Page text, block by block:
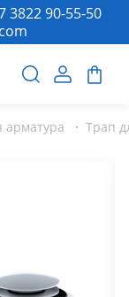
3822 90-55-50
арматура ·